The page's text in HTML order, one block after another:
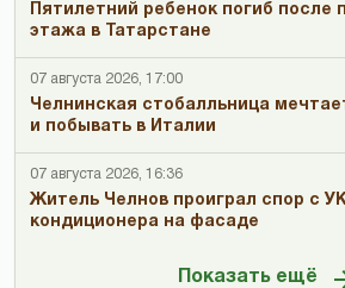
Пятилетний ребенок погиб после
этажа в Татарстане
07 августа 2026, 17:00
Челнинская стобалльница
и побывать в Италии
07 августа 2026, 16:36
Житель Челнов проиграл спор с
кондиционера на фасаде
Показать ещё